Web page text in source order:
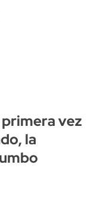
vez
la